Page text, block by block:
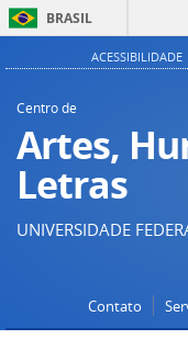
BRASIL
ACESSIBILIDADE
Centro de
Artes,
Letras
UNIVERSIDADE
Contato